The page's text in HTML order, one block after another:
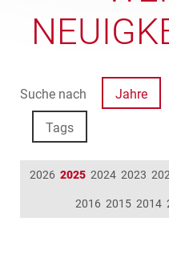
Suche nach Jahre
Tags
2026 2025 2024 2023
2016 2015 2014